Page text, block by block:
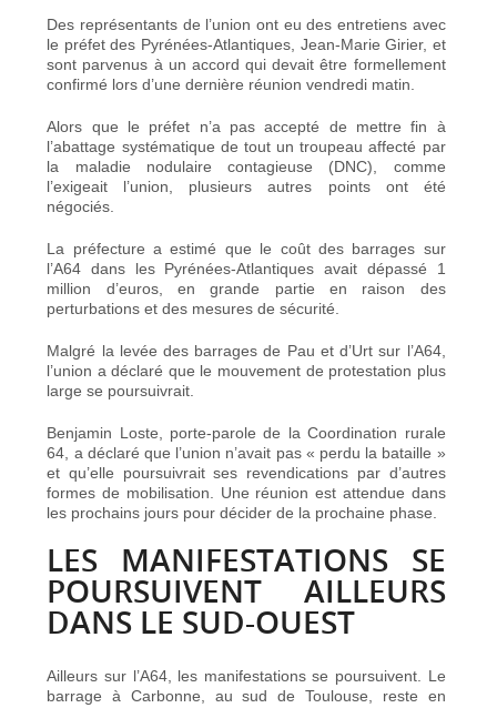
Des représentants de l’union ont eu des entretiens avec
le préfet des Pyrénées-Atlantiques, Jean-Marie Girier, et
sont parvenus à un accord qui devait être formellement
confirmé lors d’une dernière réunion vendredi matin.
Alors que le préfet n’a pas accepté de mettre fin à
l’abattage systématique de tout un troupeau affecté par
la maladie nodulaire contagieuse (DNC), comme
l’exigeait l’union, plusieurs autres points ont été
négociés.
La préfecture a estimé que le coût des barrages sur
l’A64 dans les Pyrénées-Atlantiques avait dépassé 1
million d’euros, en grande partie en raison des
perturbations et des mesures de sécurité.
Malgré la levée des barrages de Pau et d’Urt sur l’A64,
l’union a déclaré que le mouvement de protestation plus
large se poursuivrait.
Benjamin Loste, porte-parole de la Coordination rurale
64, a déclaré que l’union n’avait pas « perdu la bataille »
et qu’elle poursuivrait ses revendications par d’autres
formes de mobilisation. Une réunion est attendue dans
les prochains jours pour décider de la prochaine phase.
LES MANIFESTATIONS SE
POURSUIVENT AILLEURS
DANS LE SUD-OUEST
Ailleurs sur l’A64, les manifestations se poursuivent. Le
barrage à Carbonne, au sud de Toulouse, reste en